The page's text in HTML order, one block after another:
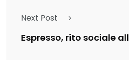
Next Post
Espresso, rito sociale